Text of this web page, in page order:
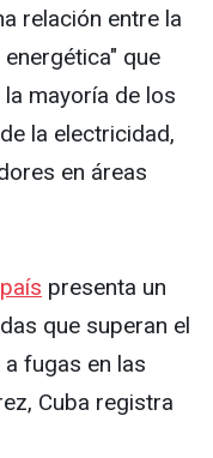
relación entre la
que
mayoría de los
la electricidad,
en áreas
presenta un
que superan el
fugas en las
Cuba registra